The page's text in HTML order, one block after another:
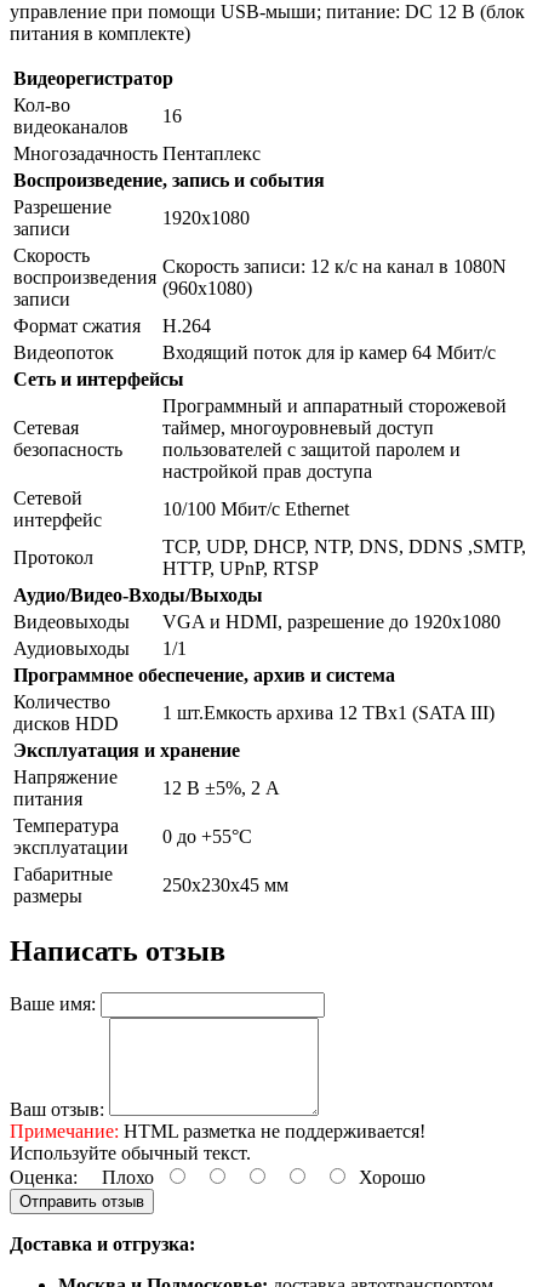
управление при помощи USB-мыши; питание: DC 12 В (блок
питания в комплекте)
Видеорегистратор
Кол-во
видеоканалов
16
Многозадачность Пентаплекс
Воспроизведение, запись и события
Разрешение
записи
1920х1080
Скорость
воспроизведения
записи
Скорость записи: 12 к/с на канал в 1080N
(960x1080)
Формат сжатия
H.264
Видеопоток
Входящий поток для ip камер 64 Мбит/с
Сеть и интерфейсы
Сетевая
безопасность
Программный и аппаратный сторожевой
таймер, многоуровневый доступ
пользователей с защитой паролем и
настройкой прав доступа
Сетевой
интерфейс
10/100 Мбит/с Ethernet
Протокол
TCP, UDP, DHCP, NTP, DNS, DDNS ,SMTP,
HTTP, UPnP, RTSP
Аудио/Видео-Входы/Выходы
Видеовыходы
VGA и HDMI, разрешение до 1920х1080
Аудиовыходы
1/1
Программное обеспечение, архив и система
Количество
дисков HDD
1 шт.Емкость архива 12 TBx1 (SATA III)
Эксплуатация и хранение
Напряжение
питания
12 В ±5%, 2 А
Температура
эксплуатации
0 до +55°С
Габаритные
размеры
250х230х45 мм
Написать отзыв
Ваше имя:
Ваш отзыв:
Примечание: HTML разметка не поддерживается!
Используйте обычный текст.
Оценка: Плохо Хорошо
Отправить отзыв
Доставка и отгрузка: